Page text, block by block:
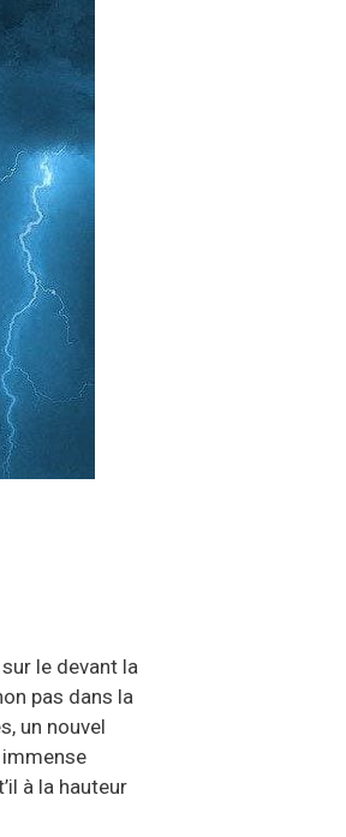
le devant la
pas dans la
un nouvel
immense
à la hauteur